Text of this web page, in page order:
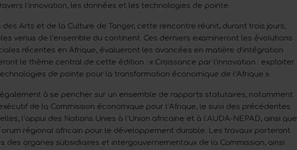
l’innovation, les données et les technologies de pointe.
des Arts et de la Culture de Tanger, cette rencontre réunit, durant trois jours,
venus de l’ensemble du continent. Ces derniers examineront les évolutions
récentes en Afrique, évalueront les avancées en matière d’intégration
le thème central de cette édition : « Croissance par l’innovation : exploiter
de pointe pour la transformation économique de l’Afrique ».
à se pencher sur un ensemble de rapports statutaires, notamment
de la Commission économique pour l’Afrique, le suivi des précédentes
l’appui des Nations Unies à l’Union africaine et à l’AUDA-NEPAD, ainsi que
régional africain pour le développement durable. Les travaux porteront
des organes subsidiaires et intergouvernementaux de la Commission, ainsi